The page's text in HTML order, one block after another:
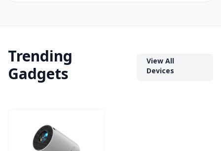
Trending
Gadgets
View All
Devices